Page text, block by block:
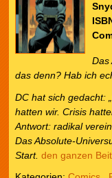
Das
das denn? Hab ich
DC hat sich gedacht:
hatten wir. Crisis
Antwort: radikal
Das Absolute-
Start. den ganzen